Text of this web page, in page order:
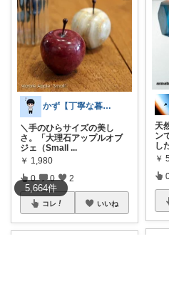
5,664件
かず【丁寧な暮らし&インテリア】
＼手のひらサイズの美し
さ。「大理石アップルオブ
ジェ（Small
...
￥ 1,980
0 0 2
コレ いいね
天
ン
し
￥